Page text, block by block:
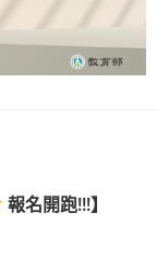
報名開跑!!!】